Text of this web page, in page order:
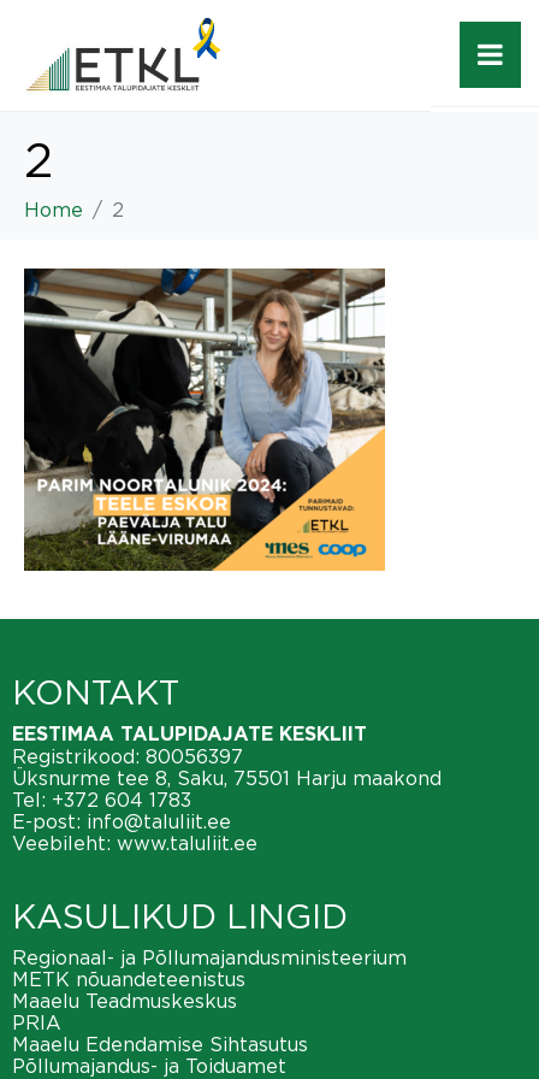
2
Home 2
KONTAKT
EESTIMAA TALUPIDAJATE KESKLIIT
Registrikood: 80056397
Üksnurme tee 8, Saku, 75501 Harju maakond
Tel: +372 604 1783
E-post: info@taluliit.ee
Veebileht: www.taluliit.ee
KASULIKUD LINGID
Regionaal- ja Põllumajandusministeerium
METK nõuandeteenistus
Maaelu Teadmuskeskus
PRIA
Maaelu Edendamise Sihtasutus
Põllumajandus- ja Toiduamet